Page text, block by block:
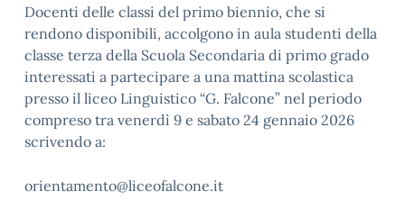
Docenti delle classi del primo biennio, che si
rendono disponibili, accolgono in aula studenti della
classe terza della Scuola Secondaria di primo grado
interessati a partecipare a una mattina scolastica
presso il liceo Linguistico “G. Falcone” nel periodo
compreso tra venerdì 9 e sabato 24 gennaio 2026
scrivendo a:
orientamento@liceofalcone.it